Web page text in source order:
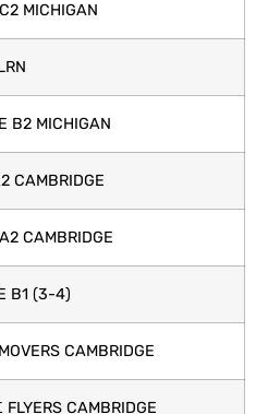
MICHIGAN
MICHIGAN
CAMBRIDGE
CAMBRIDGE
B1 (3-4)
CAMBRIDGE
CAMBRIDGE